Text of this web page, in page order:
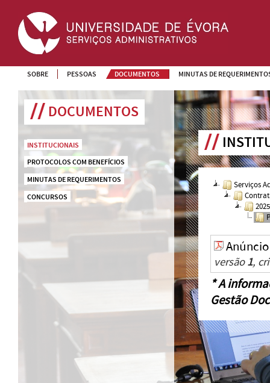
SOBRE PESSOAS DOCUMENTOS MINUTAS DE
DOCUMENTOS
INSTITUCIONAIS
PROTOCOLOS COM BENEFÍCIOS
MINUTAS DE REQUERIMENTOS
CONCURSOS
Serviços
2025
versão1,
* A
Gestão